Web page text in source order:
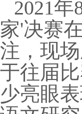
2021
家'决赛
注，现
于往届
少亮眼